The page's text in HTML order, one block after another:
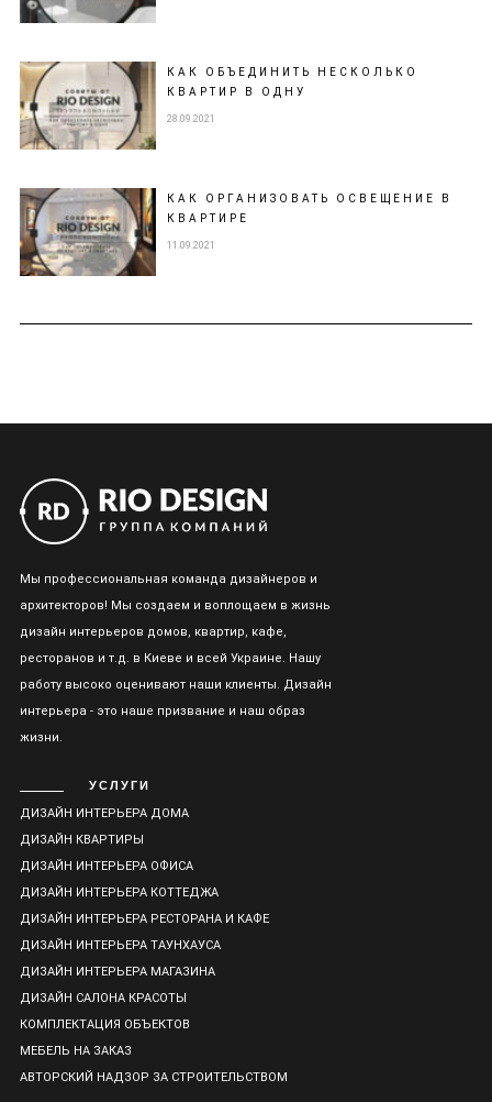
КАК ОБЪЕДИНИТЬ НЕСКОЛЬКО
КВАРТИР В ОДНУ
28.09.2021
КАК ОРГАНИЗОВАТЬ ОСВЕЩЕНИЕ В
КВАРТИРЕ
11.09.2021
Мы профессиональная команда дизайнеров и
архитекторов! Мы создаем и воплощаем в жизнь
дизайн интерьеров домов, квартир, кафе,
ресторанов и т.д. в Киеве и всей Украине. Нашу
работу высоко оценивают наши клиенты. Дизайн
интерьера - это наше призвание и наш образ
жизни.
УСЛУГИ
ДИЗАЙН ИНТЕРЬЕРА ДОМА
ДИЗАЙН КВАРТИРЫ
ДИЗАЙН ИНТЕРЬЕРА ОФИСА
ДИЗАЙН ИНТЕРЬЕРА КОТТЕДЖА
ДИЗАЙН ИНТЕРЬЕРА РЕСТОРАНА И КАФЕ
ДИЗАЙН ИНТЕРЬЕРА ТАУНХАУСА
ДИЗАЙН ИНТЕРЬЕРА МАГАЗИНА
ДИЗАЙН САЛОНА КРАСОТЫ
КОМПЛЕКТАЦИЯ ОБЪЕКТОВ
МЕБЕЛЬ НА ЗАКАЗ
АВТОРСКИЙ НАДЗОР ЗА СТРОИТЕЛЬСТВОМ